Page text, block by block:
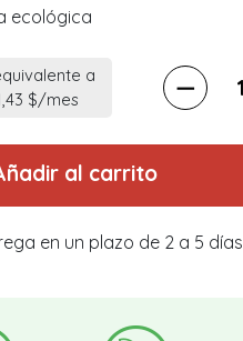
ecológica
a
$/mes
al carrito
en un plazo de 2 a 5 días